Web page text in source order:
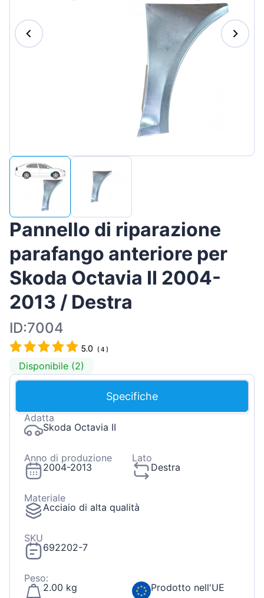
Magyar
Lietuvių
Hrvatski
Português
Slovenian
Latvian
Slovenčina
Pannello di riparazione
parafango anteriore per
Skoda Octavia II 2004-
2013 / Destra
ID:7004
5.0 (4 )
Disponibile (2)
Specifiche
Adatta
Skoda Octavia II
Anno di produzione
2004-2013
Lato
Destra
Materiale
Acciaio di alta qualità
SKU
692202-7
Peso:
2.00 kg
Prodotto nell'UE